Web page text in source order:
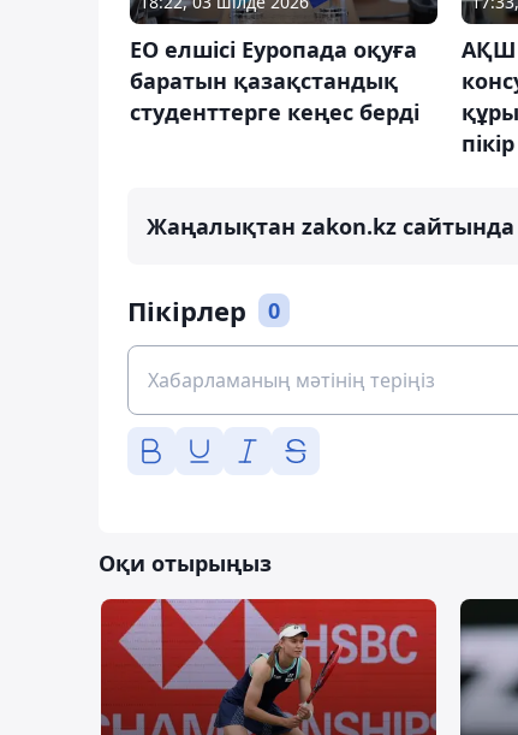
ЕО елшісі Еуропада оқуға
баратын қазақстандық
студенттерге кеңес берді
АҚШ
Жаңалықтан zakon.kz
Пікірлер 0
Оқи отырыңыз